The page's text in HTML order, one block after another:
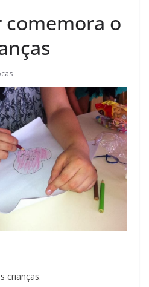
comemora o
crianças.